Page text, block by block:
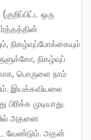
ஒரு
நிகழ்வுப்போக்கையும்
நிகழ்வுப்
பொருளை நாம்
இயக்கவியலை
முடியாது.
அதனை
வேண்டும். அதன்